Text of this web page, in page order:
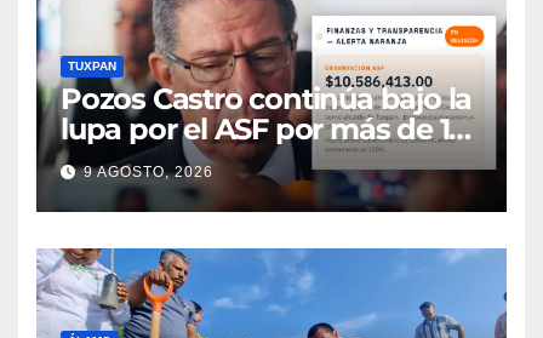
TUXPAN
Pozos Castro continúa bajo la
lupa por el ASF por más de 10
MDP
9 AGOSTO, 2026